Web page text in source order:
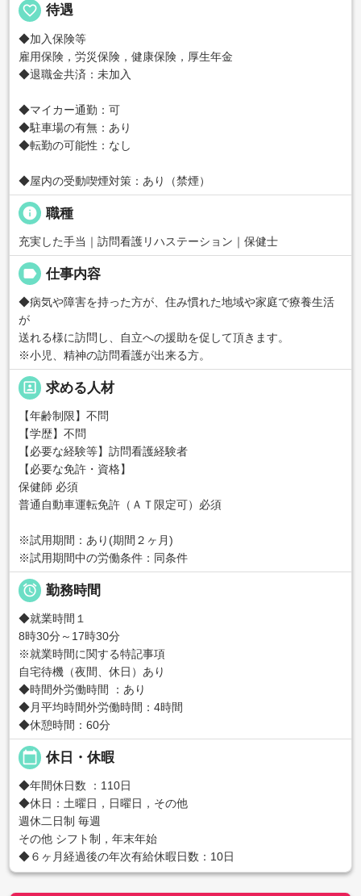
favorite_border 待遇
◆加入保険等
雇用保険，労災保険，健康保険，厚生年金
◆退職金共済：未加入
◆マイカー通勤：可
◆駐車場の有無：あり
◆転勤の可能性：なし
◆屋内の受動喫煙対策：あり（禁煙）
info 職種
充実した手当｜訪問看護リハステーション｜保健士
label 仕事内容
◆病気や障害を持った方が、住み慣れた地域や家庭で療養生活
が
送れる様に訪問し、自立への援助を促して頂きます。
※小児、精神の訪問看護が出来る方。
portrait 求める人材
【年齢制限】不問
【学歴】不問
【必要な経験等】訪問看護経験者
【必要な免許・資格】
保健師 必須
普通自動車運転免許（ＡＴ限定可）必須
※試用期間：あり(期間２ヶ月)
※試用期間中の労働条件：同条件
 勤務時間
◆就業時間１
8時30分～17時30分
※就業時間に関する特記事項
自宅待機（夜間、休日）あり
◆時間外労働時間 ：あり
◆月平均時間外労働時間：4時間
◆休憩時間：60分
calendar_today 休日・休暇
◆年間休日数 ：110日
◆休日：土曜日，日曜日，その他
週休二日制 毎週
その他 シフト制，年末年始
◆６ヶ月経過後の年次有給休暇日数：10日